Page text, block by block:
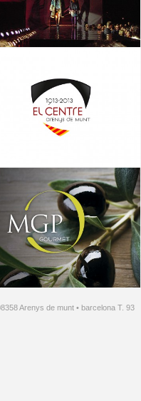
Arenys de munt • barcelona T. 93